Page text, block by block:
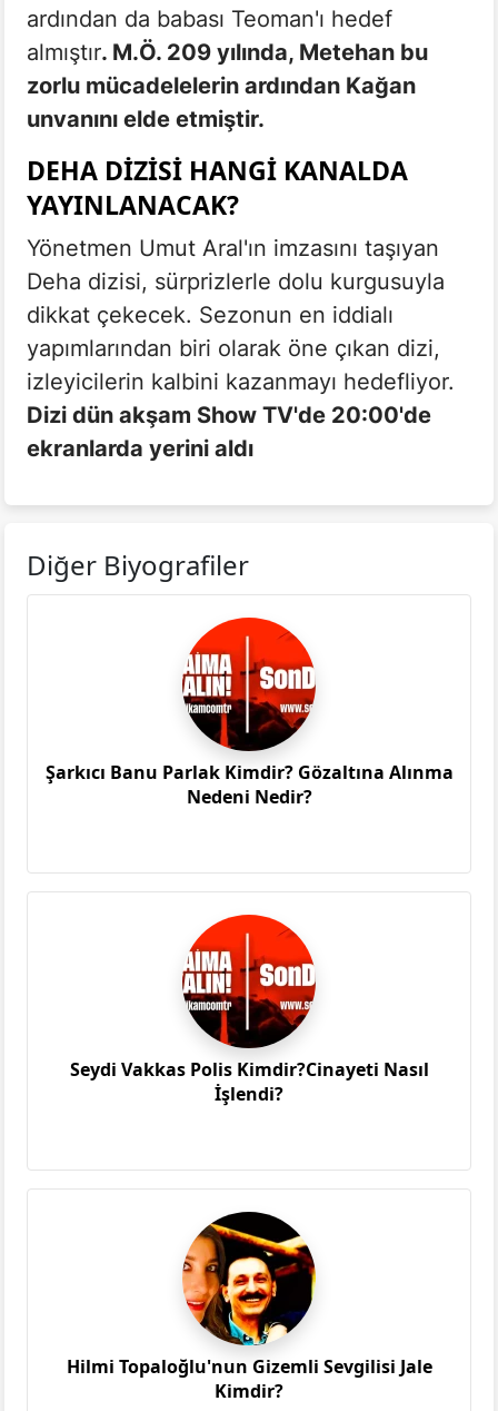
ardından da babası Teoman'ı hedef
almıştır. M.Ö. 209 yılında, Metehan bu
zorlu mücadelelerin ardından Kağan
unvanını elde etmiştir.
DEHA DIZISI HANGI KANALDA
YAYINLANACAK?
Yönetmen Umut Aral'ın imzasını taşıyan
Deha dizisi, sürprizlerle dolu kurgusuyla
dikkat çekecek. Sezonun en iddialı
yapımlarından biri olarak öne çıkan dizi,
izleyicilerin kalbini kazanmayı hedefliyor.
Dizi dün akşam Show TV'de 20:00'de
ekranlarda yerini aldı
Diğer Biyografiler
Şarkıcı Banu Parlak Kimdir? Gözaltına Alınma
Nedeni Nedir?
Seydi Vakkas Polis Kimdir?Cinayeti Nasıl
İşlendi?
Hilmi Topaloğlu'nun Gizemli Sevgilisi Jale
Kimdir?